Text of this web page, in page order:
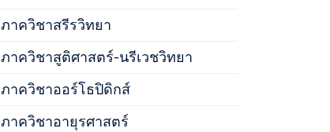
ภาควิชาสรีรวิทยา
ภาควิชาสูติศาสตร์-นรีเวชวิทยา
ภาควิชาออร์โธปิดิกส์
ภาควิชาอายุรศาสตร์